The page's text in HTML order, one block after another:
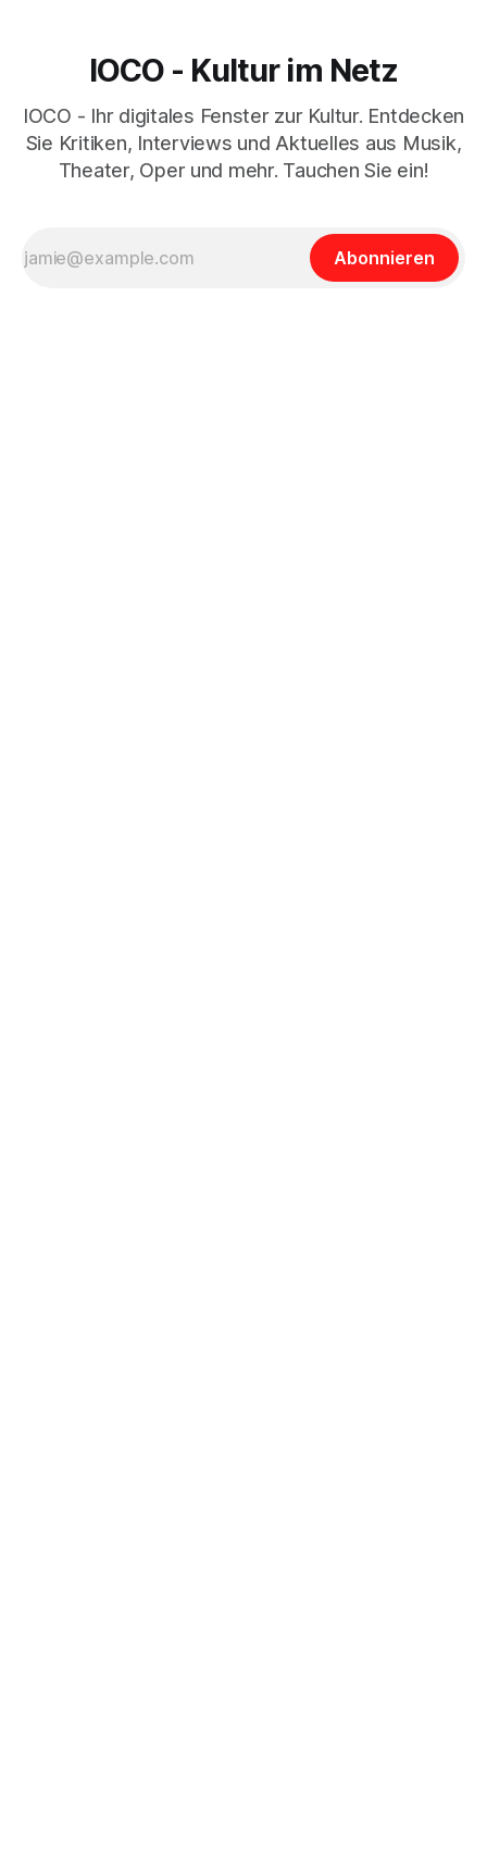
IOCO - Kultur im Netz
IOCO - Ihr digitales Fenster zur Kultur. Entdecken
Sie Kritiken, Interviews und Aktuelles aus Musik,
Theater, Oper und mehr. Tauchen Sie ein!
Abonnieren